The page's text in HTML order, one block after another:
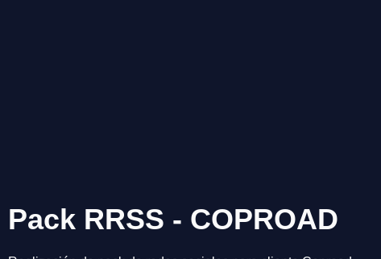
Pack RRSS - COPROAD